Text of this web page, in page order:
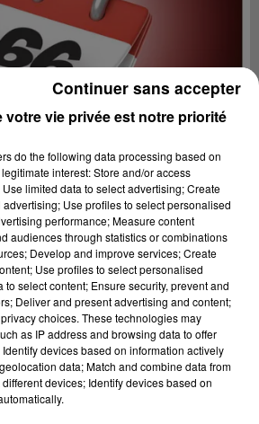
25 sec)
du Pays catalans
votre vie privée est notre priorité
do the following data processing based on
interest: Store and/or access
limited data to select advertising; Create
Use profiles to select personalised
performance; Measure content
audiences through statistics or combinations
Develop and improve services; Create
Use profiles to select personalised
to select content; Ensure security, prevent and
Deliver and present advertising and content;
choices. These technologies may
as IP address and browsing data to offer
devices based on information actively
data; Match and combine data from
devices; Identify devices based on
Continuer sans accepter